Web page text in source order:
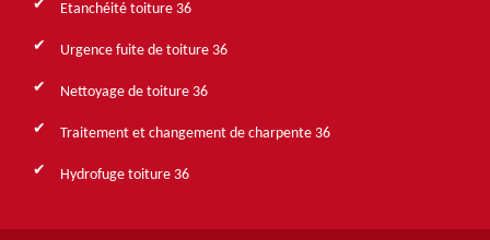
Etanchéité toiture 36
Urgence fuite de toiture 36
Nettoyage de toiture 36
Traitement et changement de charpente 36
Hydrofuge toiture 36